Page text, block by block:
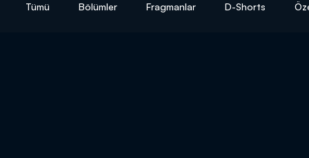
Tümü Bölümler Fragmanlar D-Shorts